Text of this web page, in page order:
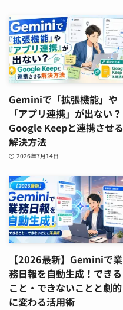
Geminiで「拡張機能」や
「アプリ連携」が出ない？
Google Keepと連携させる
解決方法
2026年7月14日
【2026最新】Geminiで業
務日報を自動生成！できる
こと・できないことと劇的
に変わる活用術